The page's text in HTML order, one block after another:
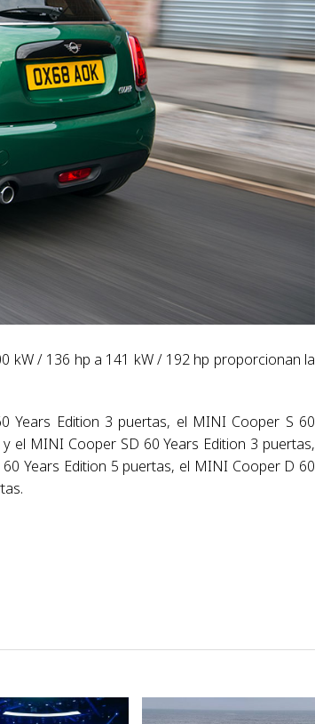
kW / 136 hp a 141 kW / 192 hp proporcionan la
Years Edition 3 puertas, el MINI Cooper S 60
el MINI Cooper SD 60 Years Edition 3 puertas,
Years Edition 5 puertas, el MINI Cooper D 60